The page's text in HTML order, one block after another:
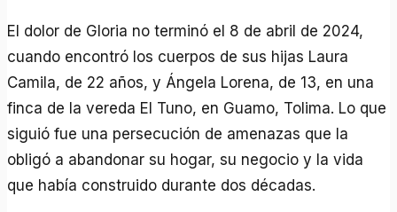
El dolor de Gloria no terminó el 8 de abril de 2024,
cuando encontró los cuerpos de sus hijas Laura
Camila, de 22 años, y Ángela Lorena, de 13, en una
finca de la vereda El Tuno, en Guamo, Tolima. Lo que
siguió fue una persecución de amenazas que la
obligó a abandonar su hogar, su negocio y la vida
que había construido durante dos décadas.